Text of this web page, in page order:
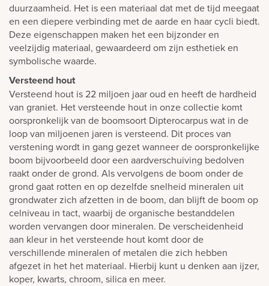
duurzaamheid. Het is een materiaal dat met de tijd meegaat
en een diepere verbinding met de aarde en haar cycli biedt.
Deze eigenschappen maken het een bijzonder en
veelzijdig materiaal, gewaardeerd om zijn esthetiek en
symbolische waarde.
Versteend hout
Versteend hout is 22 miljoen jaar oud en heeft de hardheid
van graniet. Het versteende hout in onze collectie komt
oorspronkelijk van de boomsoort Dipterocarpus wat in de
loop van miljoenen jaren is versteend. Dit proces van
verstening wordt in gang gezet wanneer de oorspronkelijke
boom bijvoorbeeld door een aardverschuiving bedolven
raakt onder de grond. Als vervolgens de boom onder de
grond gaat rotten en op dezelfde snelheid mineralen uit
grondwater zich afzetten in de boom, dan blijft de boom op
celniveau in tact, waarbij de organische bestanddelen
worden vervangen door mineralen. De verscheidenheid
aan kleur in het versteende hout komt door de
verschillende mineralen of metalen die zich hebben
afgezet in het het materiaal. Hierbij kunt u denken aan ijzer,
koper, kwarts, chroom, silica en meer.